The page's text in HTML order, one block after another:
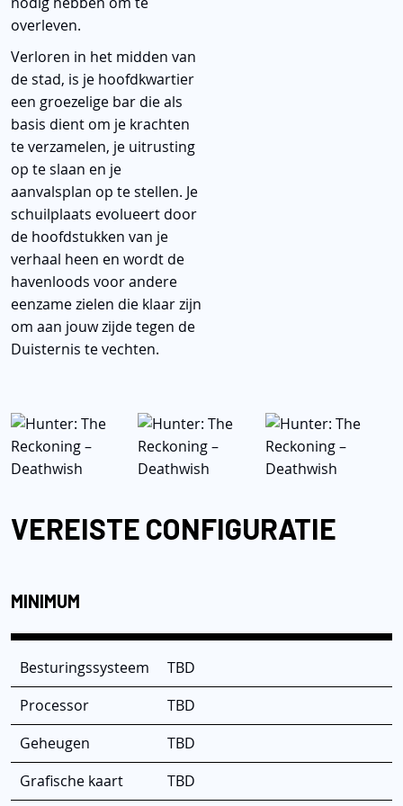
overleven.
Verloren in het midden van
de stad, is je hoofdkwartier
een groezelige bar die als
basis dient om je krachten
te verzamelen, je uitrusting
op te slaan en je
aanvalsplan op te stellen. Je
schuilplaats evolueert door
de hoofdstukken van je
verhaal heen en wordt de
havenloods voor andere
eenzame zielen die klaar zijn
om aan jouw zijde tegen de
Duisternis te vechten.
VEREISTE CONFIGURATIE
MINIMUM
Besturingssysteem
TBD
Processor
TBD
Geheugen
TBD
Grafische kaart
TBD